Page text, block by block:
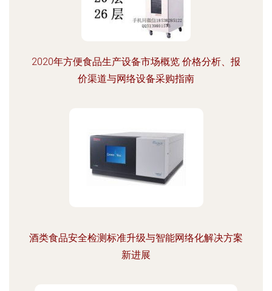
2020年方便食品生产设备市场概览 价格分析、报
价渠道与网络设备采购指南
酒类食品安全检测标准升级与智能网络化解决方案
新进展